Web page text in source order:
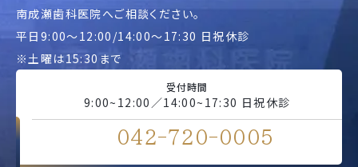
南成瀬歯科医院へご相談ください。
平日9:00～12:00/14:00～17:30 日祝休診
※土曜は15:30まで
受付時間
9:00~12:00／14:00~17:30 日祝休診
042-720-0005